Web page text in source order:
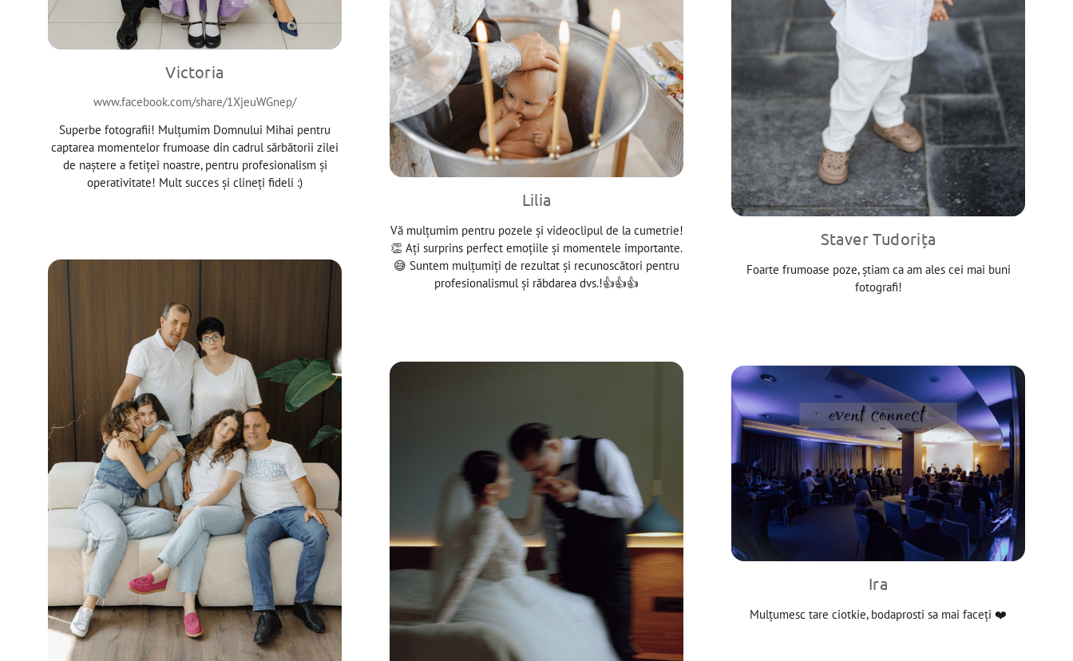
Victoria
www.facebook.com/share/1XjeuWGnep/
Superbe fotografii! Mulțumim Domnului Mihai pentru
captarea momentelor frumoase din cadrul sărbătorii zilei
de naștere a fetiței noastre, pentru profesionalism și
operativitate! Mult succes și clineți fideli :)
Staver Tudorița
Foarte frumoase poze, știam ca am ales cei mai buni
fotografi!
Lilia
Vă mulțumim pentru pozele și videoclipul de la cumetrie!
👏 Ați surprins perfect emoțiile și momentele importante.
😅 Suntem mulțumiți de rezultat și recunoscători pentru
profesionalismul și răbdarea dvs.!👍👍👍
Ira
Mulțumesc tare ciotkie, bodaprosti sa mai faceți ❤️